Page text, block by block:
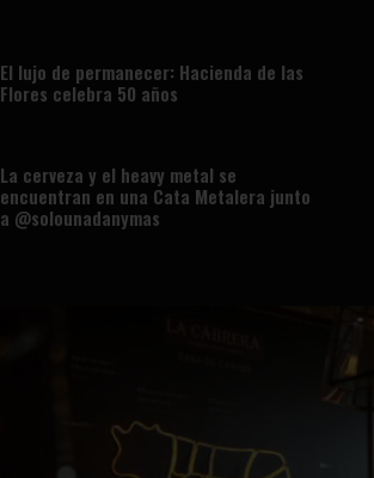
El lujo de permanecer: Hacienda de las
Flores celebra 50 años
La cerveza y el heavy metal se
encuentran en una Cata Metalera junto
a @solounadanymas